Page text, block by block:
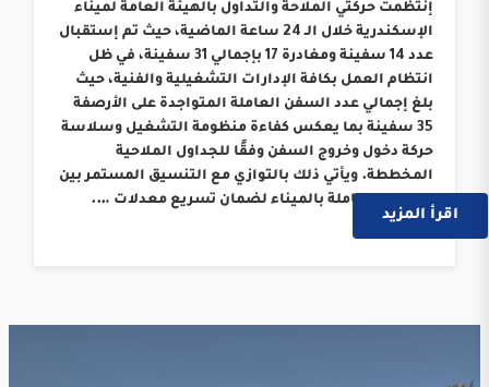
إنتظمت حركتي الملاحة والتداول بالهيئة العامة لميناء
الإسكندرية خلال الـ 24 ساعة الماضية، حيث تم إستقبال
عدد 14 سفينة ومغادرة 17 بإجمالي 31 سفينة، في ظل
انتظام العمل بكافة الإدارات التشغيلية والفنية، حيث
بلغ إجمالي عدد السفن العاملة المتواجدة على الأرصفة
35 سفينة بما يعكس كفاءة منظومة التشغيل وسلاسة
حركة دخول وخروج السفن وفقًا للجداول الملاحية
المخططة. ويأتي ذلك بالتوازي مع التنسيق المستمر بين
الجهات العاملة بالميناء لضمان تسريع معدلات ….
اقرأ المزيد